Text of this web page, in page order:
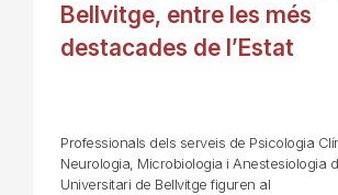
Bellvitge, entre les més
destacades de l’Estat
Professionals dels serveis de Psicologia
Neurologia, Microbiologia i Anestesiologia
Universitari de Bellvitge figuren al